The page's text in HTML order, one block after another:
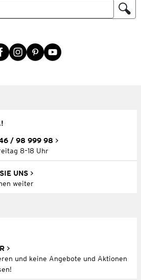
/ 98 999 98
8–18 Uhr
UNS
weiter
und keine Angebote und Aktionen